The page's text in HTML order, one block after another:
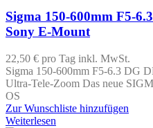
Sigma 150-600mm F5-
Sony E-Mount
22,50 € pro Tag inkl. MwSt.
Sigma 150-600mm F5-6.3 DG
Ultra-Tele-Zoom Das neue
OS
Zur Wunschliste hinzufügen
Weiterlesen